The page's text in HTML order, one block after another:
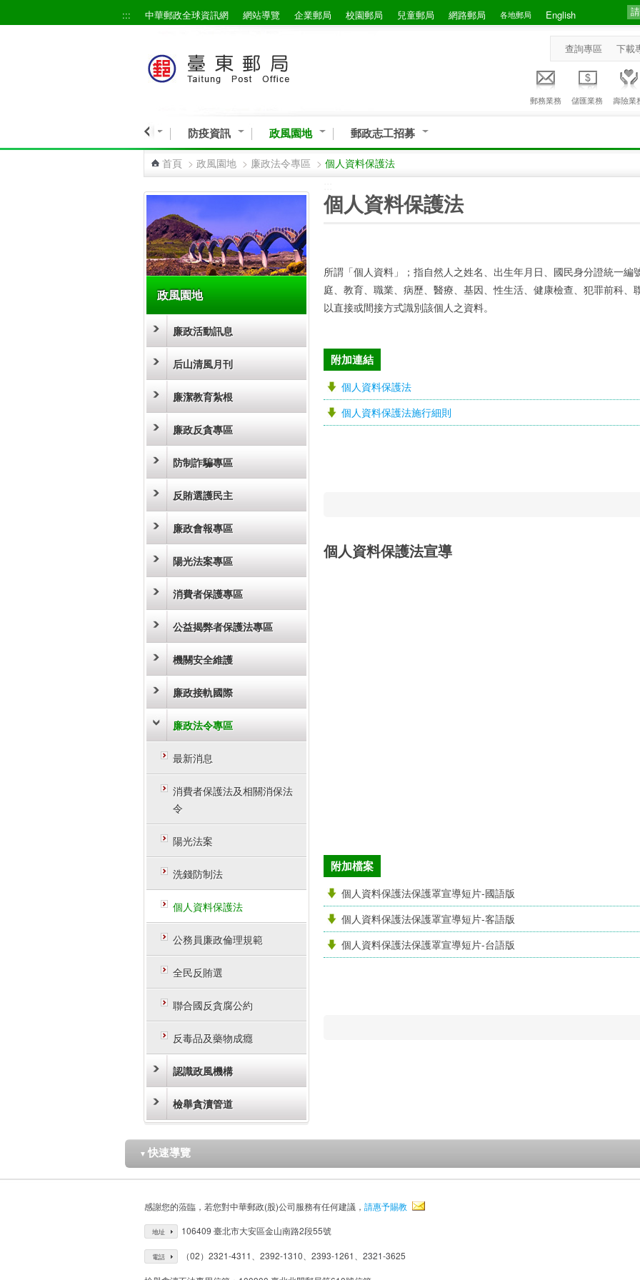
::: 中華郵政全球資訊網 網站導覽 企業郵局 校園郵局 兒童郵局 網路郵局 各地郵局 English
查詢專區 下載
郵務業務 儲匯業務 壽險業
宣導專區 防疫資訊 政風園地 郵政志工招募
首頁 > 政風園地 > 廉政法令專區 > 個人資料保護法
政風園地
廉政活動訊息
后山清風月刊
廉潔教育紮根
廉政反貪專區
防制詐騙專區
反賄選護民主
廉政會報專區
陽光法案專區
消費者保護專區
公益揭弊者保護法專區
機關安全維護
廉政接軌國際
廉政法令專區
最新消息
消費者保護法及相關消保法
令
陽光法案
洗錢防制法
個人資料保護法
公務員廉政倫理規範
全民反賄選
聯合國反貪腐公約
反毒品及藥物成癮
認識政風機構
檢舉貪瀆管道
個人資料保護法
所謂「個人資料」；指自然人之姓名、出生年月日、國民身分證統一編
庭、教育、職業、病歷、醫療、基因、性生活、健康檢查、犯罪前科
以直接或間接方式識別該個人之資料。
附加連結
個人資料保護法
個人資料保護法施行細則
個人資料保護法宣導
附加檔案
個人資料保護法保護罩宣導短片-國語版
個人資料保護法保護罩宣導短片-客語版
個人資料保護法保護罩宣導短片-台語版
▼ 快速導覽
感謝您的蒞臨，若您對中華郵政(股)公司服務有任何建議， 請惠予賜教
地址 106409 臺北市大安區金山南路2段55號
電話 （02）2321-4311、2392-1310、2393-1261、2321-3625